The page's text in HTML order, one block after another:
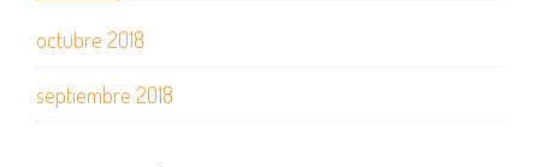
octubre 2018
septiembre 2018